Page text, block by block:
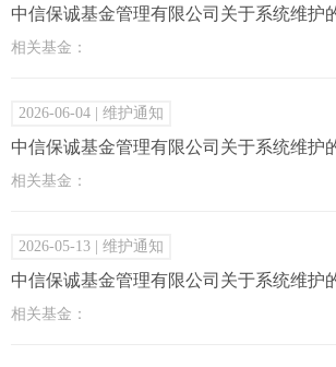
中信保诚基金管理有限公司关于系统维护
相关基金：
2026-06-04 | 维护通知
中信保诚基金管理有限公司关于系统维护
相关基金：
2026-05-13 | 维护通知
中信保诚基金管理有限公司关于系统维护
相关基金：